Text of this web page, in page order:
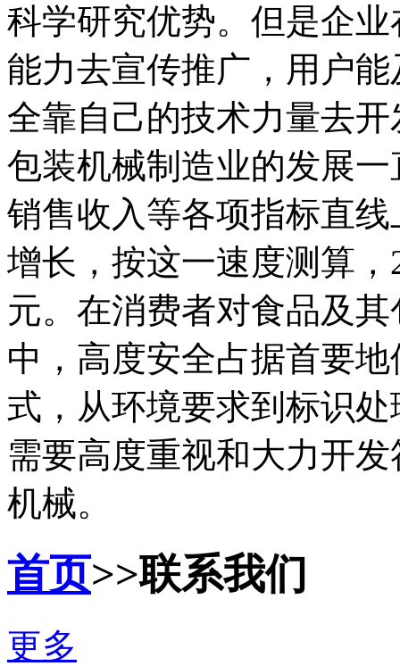
科学研究优势。但是企
能力去宣传推广，用户
全靠自己的技术力量去
包装机械制造业的发展
销售收入等各项指标直
增长，按这一速度测算
元。在消费者对食品及
中，高度安全占据首要
式，从环境要求到标识
需要高度重视和大力开
机械。
首页>>联系我们
更多